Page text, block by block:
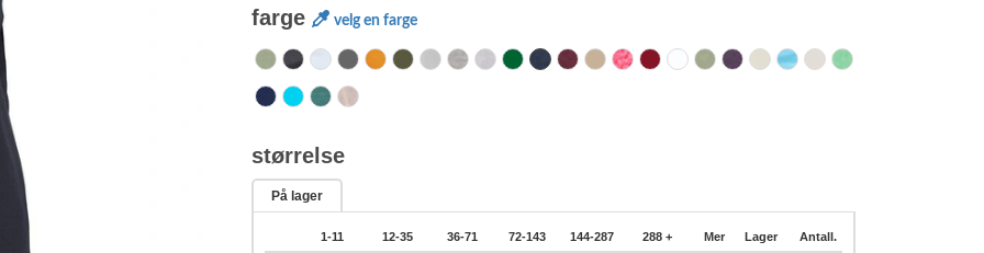
farge velg en farge
størrelse
På lager
1-11 12-35 36-71 72-143 144-287 288 + Mer Lager Antall.